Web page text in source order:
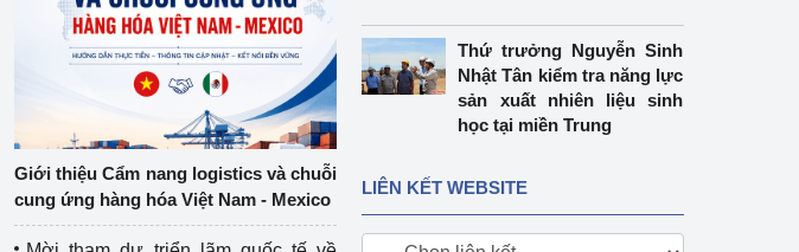
nguy
chứa
toàn
Giới thiệu Cẩm nang logistics và chuỗi
cung ứng hàng hóa Việt Nam - Mexico
Thứ trưởng Nguyễn Sinh
Nhật Tân kiểm tra năng lực
sản xuất nhiên liệu sinh
học tại miền Trung
LIÊN KẾT WEBSITE